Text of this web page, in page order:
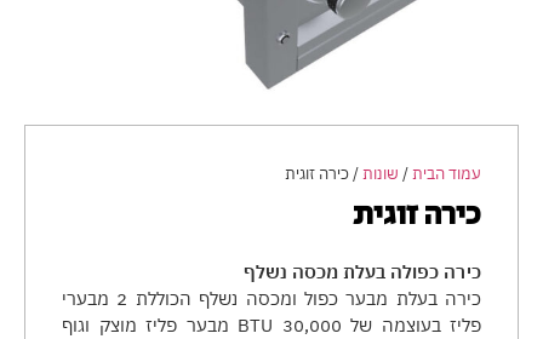
עמוד הבית/ שונות/ כירה זוגית
כירה זוגית
כירה כפולה בעלת מכסה נשלף
כירה בעלת מבער כפול ומכסה נשלף הכוללת 2 מבערי
פליז בעוצמה של 30,000 BTU מבער פליז מוצק וגוף